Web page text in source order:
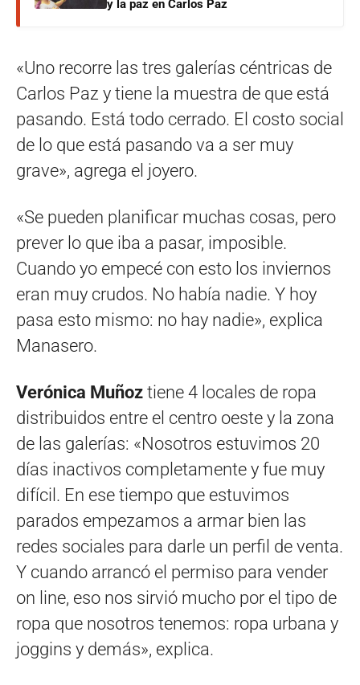
y la paz en Carlos Paz
«Uno recorre las tres galerías céntricas de
Carlos Paz y tiene la muestra de que está
pasando. Está todo cerrado. El costo social
de lo que está pasando va a ser muy
grave», agrega el joyero.
«Se pueden planificar muchas cosas, pero
prever lo que iba a pasar, imposible.
Cuando yo empecé con esto los inviernos
eran muy crudos. No había nadie. Y hoy
pasa esto mismo: no hay nadie», explica
Manasero.
Verónica Muñoz tiene 4 locales de ropa
distribuidos entre el centro oeste y la zona
de las galerías: «Nosotros estuvimos 20
días inactivos completamente y fue muy
difícil. En ese tiempo que estuvimos
parados empezamos a armar bien las
redes sociales para darle un perfil de venta.
Y cuando arrancó el permiso para vender
on line, eso nos sirvió mucho por el tipo de
ropa que nosotros tenemos: ropa urbana y
joggins y demás», explica.